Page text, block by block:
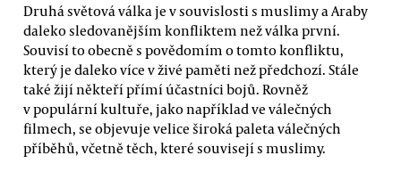
Druhá světová válka je v souvislosti s muslimy a Araby
daleko sledovanějším konfliktem než válka první.
Souvisí to obecně s povědomím o tomto konfliktu,
který je daleko více v živé paměti než předchozí. Stále
také žijí někteří přímí účastníci bojů. Rovněž
v populární kultuře, jako například ve válečných
filmech, se objevuje velice široká paleta válečných
příběhů, včetně těch, které souvisejí s muslimy.